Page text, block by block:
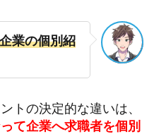
業の個別紹
トの決定的な違いは、
て企業へ求職者を個別